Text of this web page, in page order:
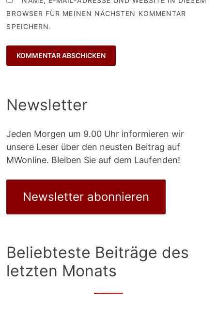
BROWSER FÜR MEINEN NÄCHSTEN KOMMENTAR
SPEICHERN.
Newsletter
Jeden Morgen um 9.00 Uhr informieren wir
unsere Leser über den neusten Beitrag auf
MWonline. Bleiben Sie auf dem Laufenden!
Newsletter abonnieren
Beliebteste Beiträge des
letzten Monats